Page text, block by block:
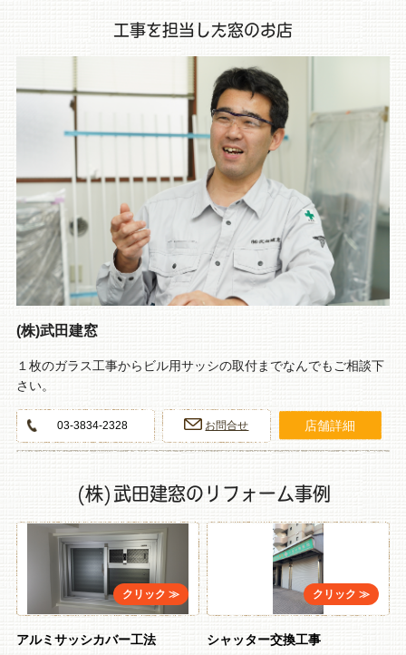
工事を担当した窓のお店
(株)武田建窓
１枚のガラス工事からビル用サッシの取付までなんでもご相談下
さい。
03-3834-2328 お問合せ 店舗詳細
(株)武田建窓のリフォーム事例
アルミサッシカバー工法 シャッター交換工事